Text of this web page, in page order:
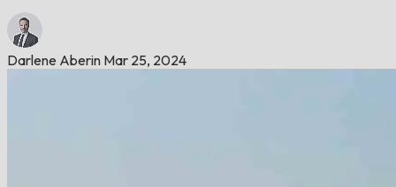
Darlene Aberin Mar 25, 2024